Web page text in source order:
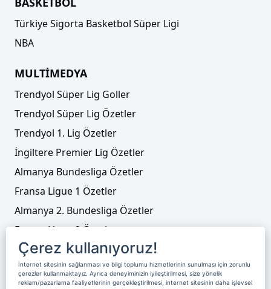
Türkiye Sigorta Basketbol Süper Ligi
NBA
MULTİMEDYA
Trendyol Süper Lig Goller
Trendyol Süper Lig Özetler
Trendyol 1. Lig Özetler
İngiltere Premier Lig Özetler
Almanya Bundesliga Özetler
Fransa Ligue 1 Özetler
Almanya 2. Bundesliga Özetler
Fransa Ligue 2 Özetler
Tenis
Video Liste
Çerez kullanıyoruz!
İnternet sitesinin sağlanması ve bilgi toplumu hizmetlerinin sunulması için zorunlu
çerezler kullanmaktayız. Ayrıca deneyiminizin iyileştirilmesi, size yönelik
reklam/pazarlama faaliyetlerinin gerçekleştirilmesi, internet sitesinin daha işlevsel